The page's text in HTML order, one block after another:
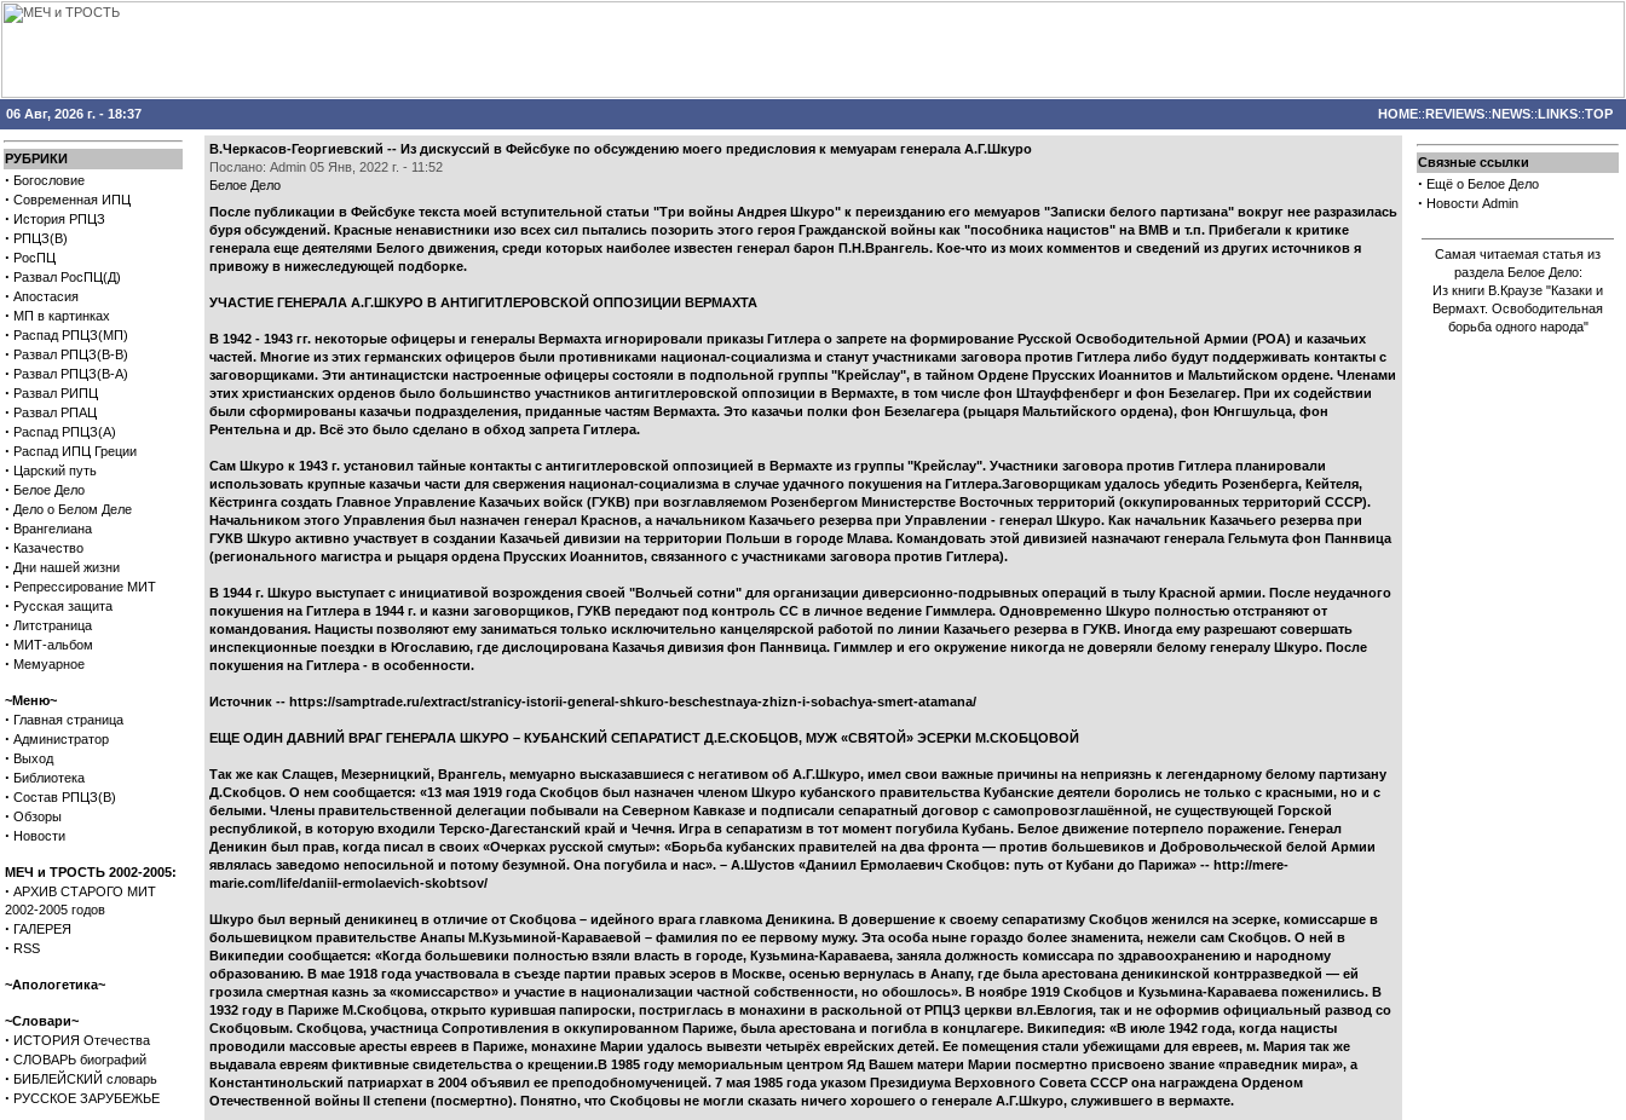
06 Авг, 2026 г. - 18:37 HOME::REVIEWS::NEWS::LINKS::TOP
РУБРИКИ
· Богословие
· Современная ИПЦ
· История РПЦЗ
· РПЦЗ(В)
· РосПЦ
· Развал РосПЦ(Д)
· Апостасия
· МП в картинках
· Распад РПЦЗ(МП)
· Развал РПЦЗ(В-В)
· Развал РПЦЗ(В-А)
· Развал РИПЦ
· Развал РПАЦ
· Распад РПЦЗ(А)
· Распад ИПЦ Греции
· Царский путь
· Белое Дело
· Дело о Белом Деле
· Врангелиана
· Казачество
· Дни нашей жизни
· Репрессирование МИТ
· Русская защита
· Литстраница
· МИТ-альбом
· Мемуарное
~Меню~
· Главная страница
· Администратор
· Выход
· Библиотека
· Состав РПЦЗ(В)
· Обзоры
· Новости
МЕЧ и ТРОСТЬ 2002-2005:
· АРХИВ СТАРОГО МИТ
2002-2005 годов
· ГАЛЕРЕЯ
· RSS
~Апологетика~
~Словари~
· ИСТОРИЯ Отечества
· СЛОВАРЬ биографий
· БИБЛЕЙСКИЙ словарь
· РУССКОЕ ЗАРУБЕЖЬЕ
В.Черкасов-Георгиевский -- Из дискуссий в Фейсбуке по обсуждению моего предисловия к мемуарам генерала А.Г.Шкуро
Послано: Admin 05 Янв, 2022 г. - 11:52
Белое Дело
После публикации в Фейсбуке текста моей вступительной статьи "Три войны Андрея Шкуро" к переизданию его мемуаров "Записки белого партизана" вокруг нее разразилась
буря обсуждений. Красные ненавистники изо всех сил пытались позорить этого героя Гражданской войны как "пособника нацистов" на ВМВ и т.п. Прибегали к критике
генерала еще деятелями Белого движения, среди которых наиболее известен генерал барон П.Н.Врангель. Кое-что из моих комментов и сведений из других источников я
привожу в нижеследующей подборке.
УЧАСТИЕ ГЕНЕРАЛА А.Г.ШКУРО В АНТИГИТЛЕРОВСКОЙ ОППОЗИЦИИ ВЕРМАХТА
В 1942 - 1943 гг. некоторые офицеры и генералы Вермахта игнорировали приказы Гитлера о запрете на формирование Русской Освободительной Армии (РОА) и казачьих
частей. Многие из этих германских офицеров были противниками национал-социализма и станут участниками заговора против Гитлера либо будут поддерживать контакты с
заговорщиками. Эти антинацистски настроенные офицеры состояли в подпольной группы "Крейслау", в тайном Ордене Прусских Иоаннитов и Мальтийском ордене. Членами
этих христианских орденов было большинство участников антигитлеровской оппозиции в Вермахте, в том числе фон Штауффенберг и фон Безелагер. При их содействии
были сформированы казачьи подразделения, приданные частям Вермахта. Это казачьи полки фон Безелагера (рыцаря Мальтийского ордена), фон Юнгшульца, фон
Рентельна и др. Всё это было сделано в обход запрета Гитлера.
Сам Шкуро к 1943 г. установил тайные контакты с антигитлеровской оппозицией в Вермахте из группы "Крейслау". Участники заговора против Гитлера планировали
использовать крупные казачьи части для свержения национал-социализма в случае удачного покушения на Гитлера.Заговорщикам удалось убедить Розенберга, Кейтеля,
Кёстринга создать Главное Управление Казачьих войск (ГУКВ) при возглавляемом Розенбергом Министерстве Восточных территорий (оккупированных территорий СССР).
Начальником этого Управления был назначен генерал Краснов, а начальником Казачьего резерва при Управлении - генерал Шкуро. Как начальник Казачьего резерва при
ГУКВ Шкуро активно участвует в создании Казачьей дивизии на территории Польши в городе Млава. Командовать этой дивизией назначают генерала Гельмута фон Паннвица
(регионального магистра и рыцаря ордена Прусских Иоаннитов, связанного с участниками заговора против Гитлера).
В 1944 г. Шкуро выступает с инициативой возрождения своей "Волчьей сотни" для организации диверсионно-подрывных операций в тылу Красной армии. После неудачного
покушения на Гитлера в 1944 г. и казни заговорщиков, ГУКВ передают под контроль СС в личное ведение Гиммлера. Одновременно Шкуро полностью отстраняют от
командования. Нацисты позволяют ему заниматься только исключительно канцелярской работой по линии Казачьего резерва в ГУКВ. Иногда ему разрешают совершать
инспекционные поездки в Югославию, где дислоцирована Казачья дивизия фон Паннвица. Гиммлер и его окружение никогда не доверяли белому генералу Шкуро. После
покушения на Гитлера - в особенности.
Источник -- https://samptrade.ru/extract/stranicy-istorii-general-shkuro-beschestnaya-zhizn-i-sobachya-smert-atamana/
ЕЩЕ ОДИН ДАВНИЙ ВРАГ ГЕНЕРАЛА ШКУРО – КУБАНСКИЙ СЕПАРАТИСТ Д.Е.СКОБЦОВ, МУЖ «СВЯТОЙ» ЭСЕРКИ М.СКОБЦОВОЙ
Так же как Слащев, Мезерницкий, Врангель, мемуарно высказавшиеся с негативом об А.Г.Шкуро, имел свои важные причины на неприязнь к легендарному белому партизану
Д.Скобцов. О нем сообщается: «13 мая 1919 года Скобцов был назначен членом Шкуро кубанского правительства Кубанские деятели боролись не только с красными, но и с
белыми. Члены правительственной делегации побывали на Северном Кавказе и подписали сепаратный договор с самопровозглашённой, не существующей Горской
республикой, в которую входили Терско-Дагестанский край и Чечня. Игра в сепаратизм в тот момент погубила Кубань. Белое движение потерпело поражение. Генерал
Деникин был прав, когда писал в своих «Очерках русской смуты»: «Борьба кубанских правителей на два фронта — против большевиков и Добровольческой белой Армии
являлась заведомо непосильной и потому безумной. Она погубила и нас». – А.Шустов «Даниил Ермолаевич Скобцов: путь от Кубани до Парижа» -- http://mere-
marie.com/life/daniil-ermolaevich-skobtsov/
Шкуро был верный деникинец в отличие от Скобцова – идейного врага главкома Деникина. В довершение к своему сепаратизму Скобцов женился на эсерке, комиссарше в
большевицком правительстве Анапы М.Кузьминой-Караваевой – фамилия по ее первому мужу. Эта особа ныне гораздо более знаменита, нежели сам Скобцов. О ней в
Википедии сообщается: «Когда большевики полностью взяли власть в городе, Кузьмина-Караваева, заняла должность комиссара по здравоохранению и народному
образованию. В мае 1918 года участвовала в съезде партии правых эсеров в Москве, осенью вернулась в Анапу, где была арестована деникинской контрразведкой — ей
грозила смертная казнь за «комиссарство» и участие в национализации частной собственности, но обошлось». В ноябре 1919 Скобцов и Кузьмина-Караваева поженились. В
1932 году в Париже М.Скобцова, открыто курившая папироски, постриглась в монахини в раскольной от РПЦЗ церкви вл.Евлогия, так и не оформив официальный развод со
Скобцовым. Скобцова, участница Сопротивления в оккупированном Париже, была арестована и погибла в концлагере. Википедия: «В июле 1942 года, когда нацисты
проводили массовые аресты евреев в Париже, монахине Марии удалось вывезти четырёх еврейских детей. Ее помещения стали убежищами для евреев, м. Мария так же
выдавала евреям фиктивные свидетельства о крещении.В 1985 году мемориальным центром Яд Вашем матери Марии посмертно присвоено звание «праведник мира», а
Константинольский патриархат в 2004 объявил ее преподобномученицей. 7 мая 1985 года указом Президиума Верховного Совета СССР она награждена Орденом
Отечественной войны II степени (посмертно). Понятно, что Скобцовы не могли сказать ничего хорошего о генерале А.Г.Шкуро, служившего в вермахте.
Связные ссылки
· Ещё о Белое Дело
· Новости Admin
Самая читаемая статья из
раздела Белое Дело:
Из книги В.Краузе "Казаки и
Вермахт. Освободительная
борьба одного народа"